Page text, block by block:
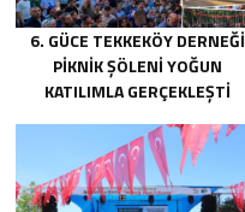
6. GÜCE TEKKEKÖY DERNEĞI
PIKNIK ŞÖLENI YOĞUN
KATILIMLA GERÇEKLEŞTI